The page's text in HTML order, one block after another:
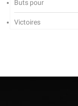
Buts pour
Victoires